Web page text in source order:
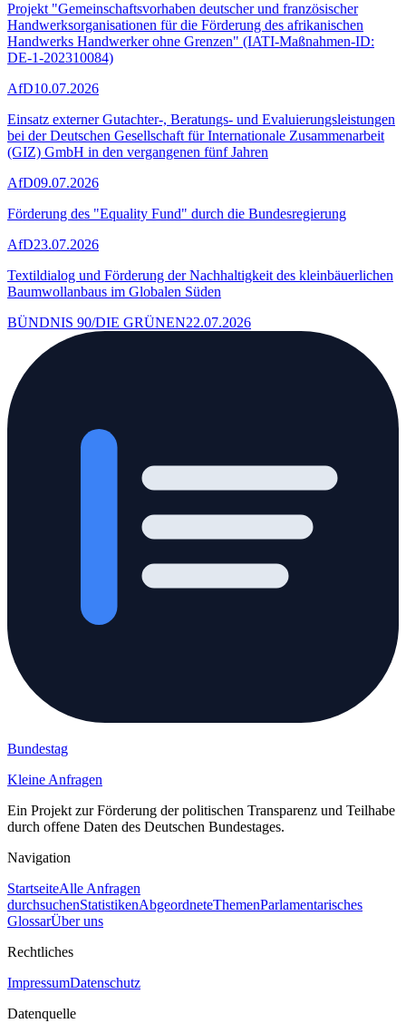
Projekt "Gemeinschaftsvorhaben deutscher und französischer
Handwerksorganisationen für die Förderung des afrikanischen
Handwerks Handwerker ohne Grenzen" (IATI-Maßnahmen-ID:
DE-1-202310084)
AfD10.07.2026
Einsatz externer Gutachter-, Beratungs- und Evaluierungsleistungen
bei der Deutschen Gesellschaft für Internationale Zusammenarbeit
(GIZ) GmbH in den vergangenen fünf Jahren
AfD09.07.2026
Förderung des "Equality Fund" durch die Bundesregierung
AfD23.07.2026
Textildialog und Förderung der Nachhaltigkeit des kleinbäuerlichen
Baumwollanbaus im Globalen Süden
BÜNDNIS 90/DIE GRÜNEN22.07.2026
Bundestag
Kleine Anfragen
Ein Projekt zur Förderung der politischen Transparenz und Teilhabe
durch offene Daten des Deutschen Bundestages.
Navigation
StartseiteAlle Anfragen
durchsuchenStatistikenAbgeordneteThemenParlamentarisches
GlossarÜber uns
Rechtliches
ImpressumDatenschutz
Datenquelle